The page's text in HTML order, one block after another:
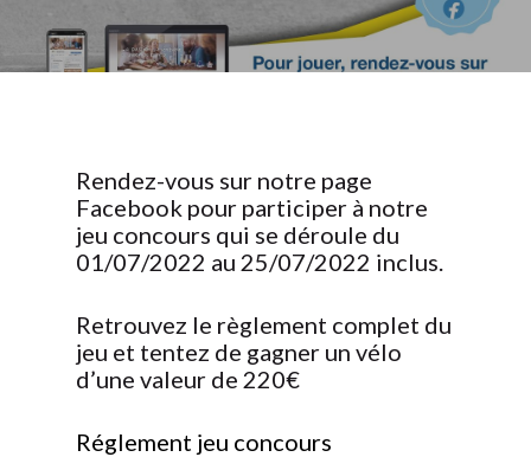
Rendez-vous sur notre page
Facebook pour participer à notre
jeu concours qui se déroule du
01/07/2022 au 25/07/2022 inclus.
Retrouvez le règlement complet du
jeu et tentez de gagner un vélo
d’une valeur de 220€
Réglement jeu concours